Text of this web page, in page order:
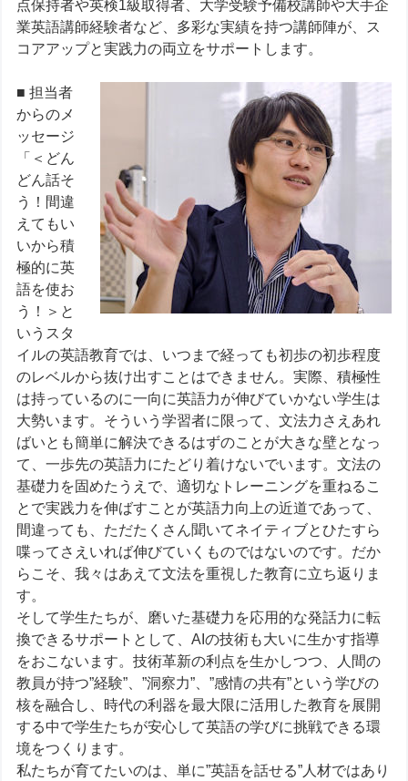
点保持者や英検1級取得者、大学受験予備校講師や大手企
業英語講師経験者など、多彩な実績を持つ講師陣が、ス
コアアップと実践力の両立をサポートします。
■ 担当者
からのメ
ッセージ
「＜どん
どん話そ
う！間違
えてもい
いから積
極的に英
語を使お
う！＞と
いうスタ
イルの英語教育では、いつまで経っても初歩の初歩程度
のレベルから抜け出すことはできません。実際、積極性
は持っているのに一向に英語力が伸びていかない学生は
大勢います。そういう学習者に限って、文法力さえあれ
ばいとも簡単に解決できるはずのことが大きな壁となっ
て、一歩先の英語力にたどり着けないでいます。文法の
基礎力を固めたうえで、適切なトレーニングを重ねるこ
とで実践力を伸ばすことが英語力向上の近道であって、
間違っても、ただたくさん聞いてネイティブとひたすら
喋ってさえいれば伸びていくものではないのです。だか
らこそ、我々はあえて文法を重視した教育に立ち返りま
す。
そして学生たちが、磨いた基礎力を応用的な発話力に転
換できるサポートとして、AIの技術も大いに生かす指導
をおこないます。技術革新の利点を生かしつつ、人間の
教員が持つ”経験”、”洞察力”、”感情の共有”という学びの
核を融合し、時代の利器を最大限に活用した教育を展開
する中で学生たちが安心して英語の学びに挑戦できる環
境をつくります。
私たちが育てたいのは、単に”英語を話せる”人材ではあり